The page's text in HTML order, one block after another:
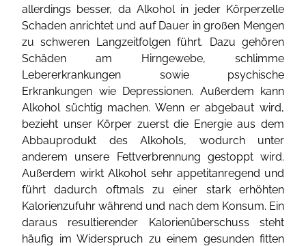
allerdings besser, da Alkohol in jeder Körperzelle
Schaden anrichtet und auf Dauer in großen Mengen
zu schweren Langzeitfolgen führt. Dazu gehören
Schäden am Hirngewebe, schlimme
Lebererkrankungen sowie psychische
Erkrankungen wie Depressionen. Außerdem kann
Alkohol süchtig machen. Wenn er abgebaut wird,
bezieht unser Körper zuerst die Energie aus dem
Abbauprodukt des Alkohols, wodurch unter
anderem unsere Fettverbrennung gestoppt wird.
Außerdem wirkt Alkohol sehr appetitanregend und
führt dadurch oftmals zu einer stark erhöhten
Kalorienzufuhr während und nach dem Konsum. Ein
daraus resultierender Kalorienüberschuss steht
häufig im Widerspruch zu einem gesunden fitten